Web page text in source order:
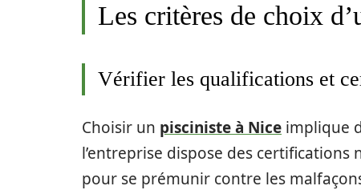
Les critères de choix
Vérifier les qualifications et
Choisir un pisciniste à Nice implique
l’entreprise dispose des
pour se prémunir contre les